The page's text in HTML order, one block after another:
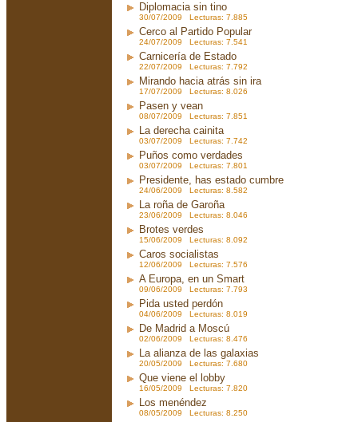
Diplomacia sin tino
30/07/2009 Lecturas: 7.885
Cerco al Partido Popular
24/07/2009 Lecturas: 7.541
Carnicería de Estado
22/07/2009 Lecturas: 7.792
Mirando hacia atrás sin ira
17/07/2009 Lecturas: 8.026
Pasen y vean
08/07/2009 Lecturas: 7.851
La derecha cainita
03/07/2009 Lecturas: 7.742
Puños como verdades
03/07/2009 Lecturas: 7.801
Presidente, has estado cumbre
24/06/2009 Lecturas: 8.582
La roña de Garoña
23/06/2009 Lecturas: 8.046
Brotes verdes
15/06/2009 Lecturas: 8.092
Caros socialistas
12/06/2009 Lecturas: 7.576
A Europa, en un Smart
09/06/2009 Lecturas: 7.793
Pida usted perdón
04/06/2009 Lecturas: 8.019
De Madrid a Moscú
02/06/2009 Lecturas: 8.476
La alianza de las galaxias
20/05/2009 Lecturas: 7.680
Que viene el lobby
16/05/2009 Lecturas: 7.820
Los menéndez
08/05/2009 Lecturas: 8.250